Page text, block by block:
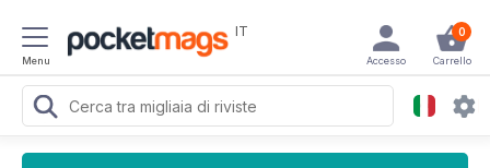
Menu
IT 0
Carrello
Accesso